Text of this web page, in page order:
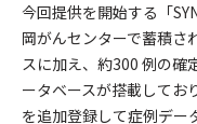
今回提供を開始する「
岡がんセンターで蓄積さ
スに加え、約300 例の確
ータベースが搭載してお
を追加登録して症例デー